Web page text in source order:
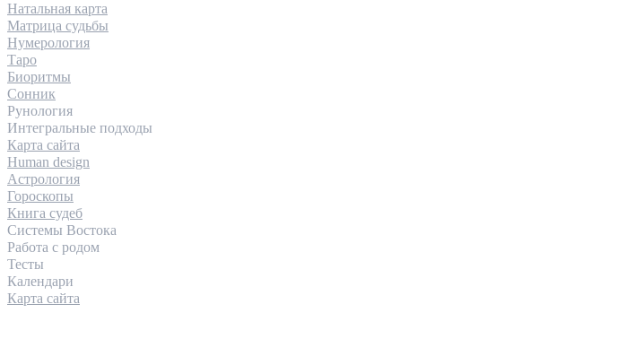
Натальная карта
Матрица судьбы
Нумерология
Таро
Биоритмы
Сонник
Рунология
Интегральные подходы
Карта сайта
Human design
Астрология
Гороскопы
Книга судеб
Системы Востока
Работа с родом
Тесты
Календари
Карта сайта